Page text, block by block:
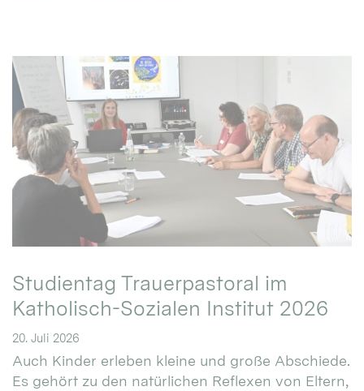
Studientag Trauerpastoral im
Katholisch-Sozialen Institut 2026
20. Juli 2026
Auch Kinder erleben kleine und große Abschiede.
Es gehört zu den natürlichen Reflexen von Eltern,